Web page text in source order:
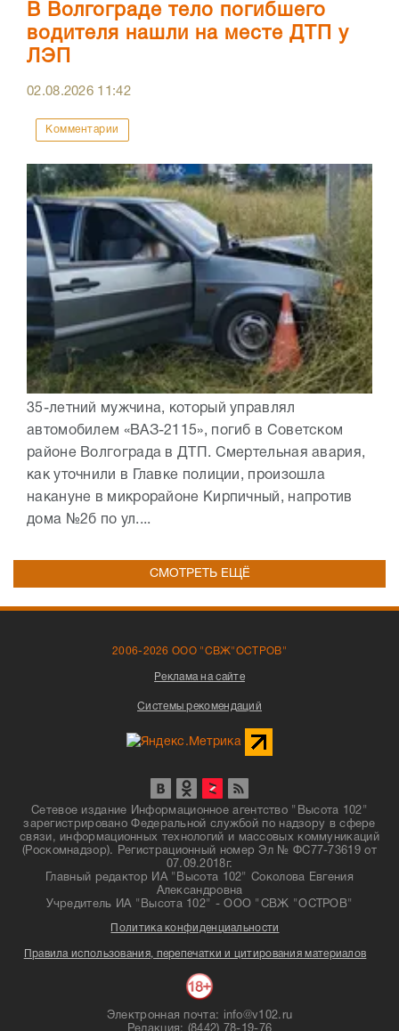
В Волгограде тело погибшего
водителя нашли на месте ДТП у
ЛЭП
02.08.2026 11:42
Комментарии
35-летний мужчина, который управлял
автомобилем «ВАЗ-2115», погиб в Советском
районе Волгограда в ДТП. Смертельная авария,
как уточнили в Главке полиции, произошла
накануне в микрорайоне Кирпичный, напротив
дома №2б по ул....
СМОТРЕТЬ ЕЩЁ
2006-2026 ООО "СВЖ"ОСТРОВ"
Реклама на сайте
Системы рекомендаций
Сетевое издание Информационное агентство "Высота 102"
зарегистрировано Федеральной службой по надзору в сфере
связи, информационных технологий и массовых коммуникаций
(Роскомнадзор). Регистрационный номер Эл № ФС77-73619 от
07.09.2018г.
Главный редактор ИА "Высота 102" Соколова Евгения
Александровна
Учредитель ИА "Высота 102" - ООО "СВЖ "ОСТРОВ"
Политика конфиденциальности
Правила использования, перепечатки и цитирования материалов
Электронная почта: info@v102.ru